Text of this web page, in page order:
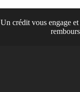
Un crédit vous engage